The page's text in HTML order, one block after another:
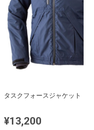
タスクフォースジャケット
¥13,200